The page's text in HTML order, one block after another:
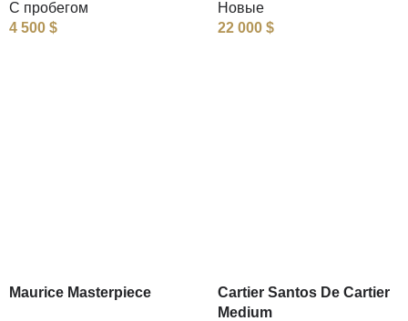
С пробегом
4 500 $
Новые
22 000 $
Maurice Masterpiece
Cartier Santos De Cartier
Medium